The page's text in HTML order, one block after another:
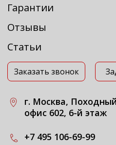
Гарантии
Отзывы
Статьи
Заказать звонок
г. Москва,
офис 602, 6-й этаж
+7 495 106-69-99